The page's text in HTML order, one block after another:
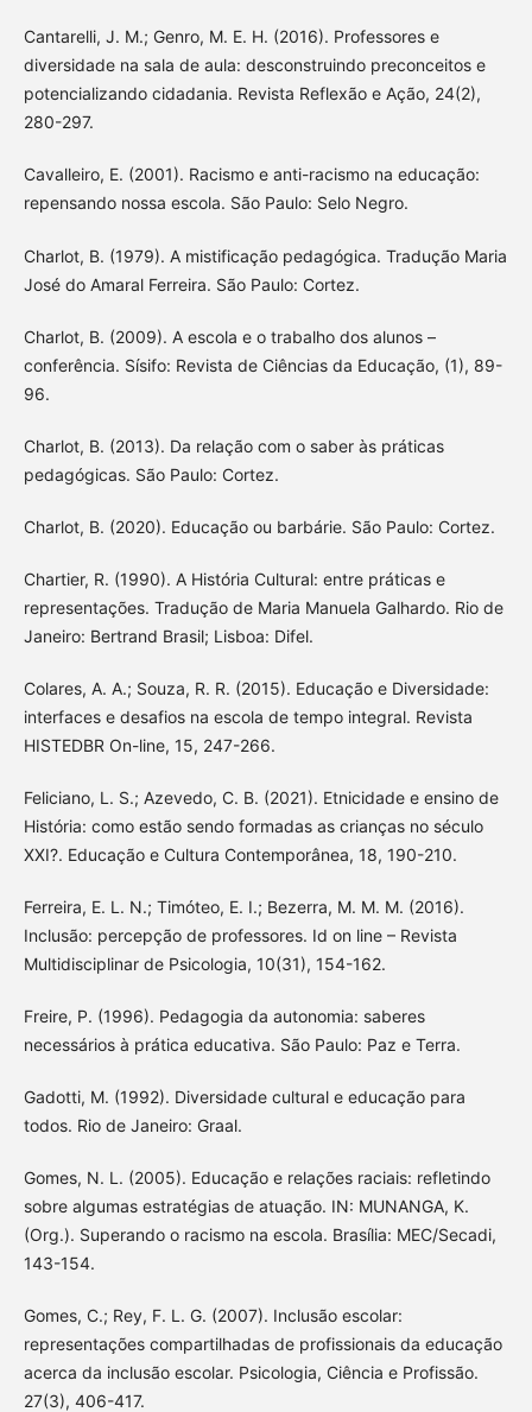
Cantarelli, J. M.; Genro, M. E. H. (2016). Professores e
diversidade na sala de aula: desconstruindo preconceitos e
potencializando cidadania. Revista Reflexão e Ação, 24(2),
280-297.
Cavalleiro, E. (2001). Racismo e anti-racismo na educação:
repensando nossa escola. São Paulo: Selo Negro.
Charlot, B. (1979). A mistificação pedagógica. Tradução Maria
José do Amaral Ferreira. São Paulo: Cortez.
Charlot, B. (2009). A escola e o trabalho dos alunos –
conferência. Sísifo: Revista de Ciências da Educação, (1), 89-
96.
Charlot, B. (2013). Da relação com o saber às práticas
pedagógicas. São Paulo: Cortez.
Charlot, B. (2020). Educação ou barbárie. São Paulo: Cortez.
Chartier, R. (1990). A História Cultural: entre práticas e
representações. Tradução de Maria Manuela Galhardo. Rio de
Janeiro: Bertrand Brasil; Lisboa: Difel.
Colares, A. A.; Souza, R. R. (2015). Educação e Diversidade:
interfaces e desafios na escola de tempo integral. Revista
HISTEDBR On-line, 15, 247-266.
Feliciano, L. S.; Azevedo, C. B. (2021). Etnicidade e ensino de
História: como estão sendo formadas as crianças no século
XXI?. Educação e Cultura Contemporânea, 18, 190-210.
Ferreira, E. L. N.; Timóteo, E. I.; Bezerra, M. M. M. (2016).
Inclusão: percepção de professores. Id on line – Revista
Multidisciplinar de Psicologia, 10(31), 154-162.
Freire, P. (1996). Pedagogia da autonomia: saberes
necessários à prática educativa. São Paulo: Paz e Terra.
Gadotti, M. (1992). Diversidade cultural e educação para
todos. Rio de Janeiro: Graal.
Gomes, N. L. (2005). Educação e relações raciais: refletindo
sobre algumas estratégias de atuação. IN: MUNANGA, K.
(Org.). Superando o racismo na escola. Brasília: MEC/Secadi,
143-154.
Gomes, C.; Rey, F. L. G. (2007). Inclusão escolar:
representações compartilhadas de profissionais da educação
acerca da inclusão escolar. Psicologia, Ciência e Profissão.
27(3), 406-417.